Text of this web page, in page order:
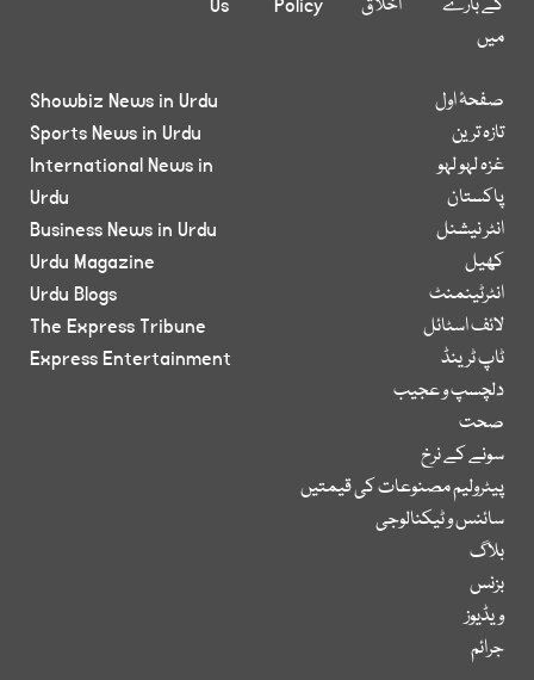
کے بارے
میں
اخلاق
Policy
Us
صفحۂ اول
تازہ ترین
غزہ لہو لہو
پاکستان
انٹر نیشنل
کھیل
انٹرٹینمنٹ
لائف اسٹائل
ٹاپ ٹرینڈ
دلچسپ و عجیب
صحت
سونے کے نرخ
پیٹرولیم مصنوعات کی قیمتیں
سائنس و ٹیکنالوجی
بلاگ
بزنس
ویڈیوز
جرائم
Showbiz News in Urdu
Sports News in Urdu
International News in
Urdu
Business News in Urdu
Urdu Magazine
Urdu Blogs
The Express Tribune
Express Entertainment